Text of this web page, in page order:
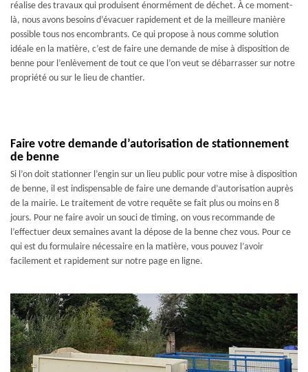
réalise des travaux qui produisent énormément de déchet. À ce moment-
là, nous avons besoins d’évacuer rapidement et de la meilleure manière
possible tous nos encombrants. Ce qui propose à nous comme solution
idéale en la matière, c’est de faire une demande de mise à disposition de
benne pour l’enlèvement de tout ce que l’on veut se débarrasser sur notre
propriété ou sur le lieu de chantier.
Faire votre demande d’autorisation de stationnement
de benne
Si l’on doit stationner l’engin sur un lieu public pour votre mise à disposition
de benne, il est indispensable de faire une demande d’autorisation auprès
de la mairie. Le traitement de votre requête se fait plus ou moins en 8
jours. Pour ne faire avoir un souci de timing, on vous recommande de
l’effectuer deux semaines avant la dépose de la benne chez vous. Pour ce
qui est du formulaire nécessaire en la matière, vous pouvez l’avoir
facilement et rapidement sur notre page en ligne.